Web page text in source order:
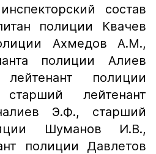
состав
полиции Квачев
Ахмедов А.М.,
полиции Алиев
полиции
лейтенант
Э.Ф., старший
Шуманов И.В.,
полиции Давлетов